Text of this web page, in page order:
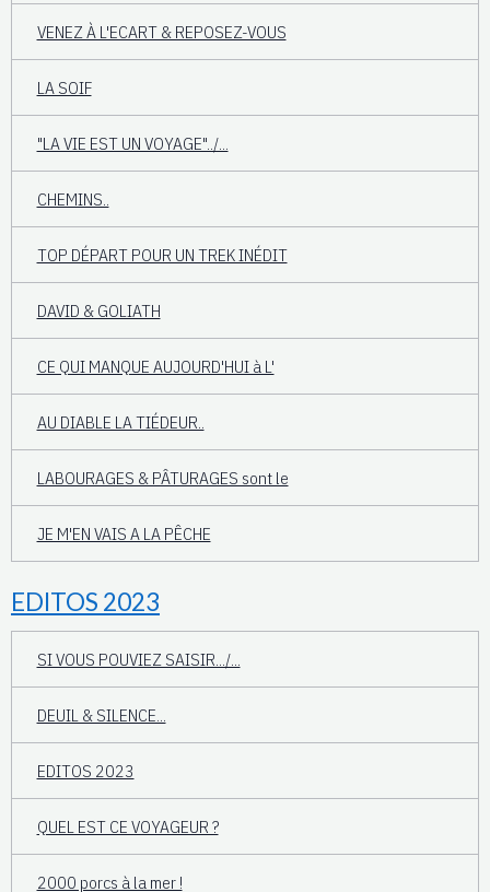
VENEZ À L'ECART & REPOSEZ-VOUS
LA SOIF
"LA VIE EST UN VOYAGE"../...
CHEMINS..
TOP DÉPART POUR UN TREK INÉDIT
DAVID & GOLIATH
CE QUI MANQUE AUJOURD'HUI à L'
AU DIABLE LA TIÉDEUR..
LABOURAGES & PÂTURAGES sont le
JE M'EN VAIS A LA PÊCHE
EDITOS 2023
SI VOUS POUVIEZ SAISIR.../...
DEUIL & SILENCE...
EDITOS 2023
QUEL EST CE VOYAGEUR ?
2000 porcs à la mer !